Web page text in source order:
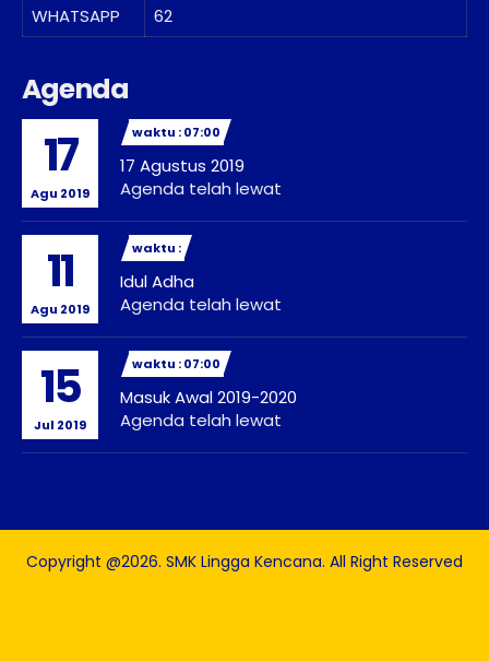
WHATSAPP
62
Agenda
17
Agu 2019
waktu : 07:00
17 Agustus 2019
Agenda telah lewat
11
Agu 2019
waktu :
Idul Adha
Agenda telah lewat
15
Jul 2019
waktu : 07:00
Masuk Awal 2019-2020
Agenda telah lewat
Copyright @2026. SMK Lingga Kencana. All Right Reserved